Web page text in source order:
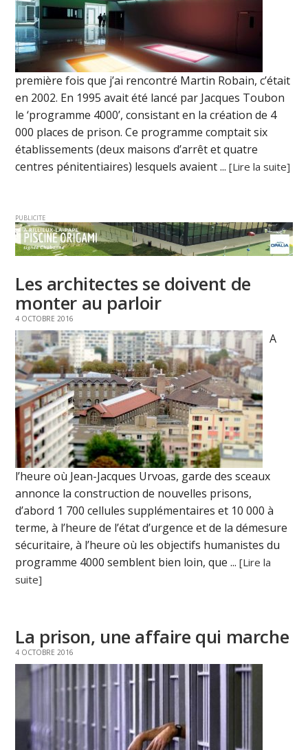
première fois que j’ai rencontré Martin Robain, c’était
en 2002. En 1995 avait été lancé par Jacques Toubon
le ‘programme 4000’, consistant en la création de 4
000 places de prison. Ce programme comptait six
établissements (deux maisons d’arrêt et quatre
centres pénitentiaires) lesquels avaient ...[Lire la suite]
PUBLICITE
Les architectes se doivent de
monter au parloir
4 OCTOBRE 2016
A
l’heure où Jean-Jacques Urvoas, garde des sceaux
annonce la construction de nouvelles prisons,
d’abord 1 700 cellules supplémentaires et 10 000 à
terme, à l’heure de l’état d’urgence et de la démesure
sécuritaire, à l’heure où les objectifs humanistes du
programme 4000 semblent bien loin, que ...[Lire la
suite]
La prison, une affaire qui marche
4 OCTOBRE 2016